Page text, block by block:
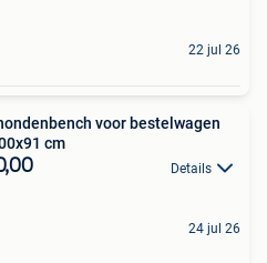
22 jul 26
voor bestelwagen
cm
Details
24 jul 26